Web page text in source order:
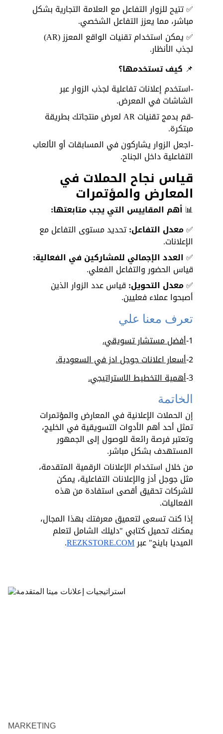
✅ تتيح للزوار التفاعل مع العلامة التجارية بشكل
مباشر، مما يعزز التفاعل الشخصي.
✅ يمكن استخدام تقنيات الواقع المعزز (AR)
لجذب الأنظار.
📌 كيف تستخدمها؟
-استخدم إعلانات تفاعلية لجذب الزوار عبر
الشاشات في المعرض.
-قم بدمج تقنيات AR لعرض منتجاتك بطريقة
مبتكرة.
-اجعل الزوار يشاركون في المسابقات أو الألعاب
التفاعلية داخل الجناح.
قياس نجاح الحملات في
المعارض والمؤتمرات
📊 أهم المقاييس التي يجب متابعتها:
✅ معدل التفاعل: تحديد مستوى التفاعل مع
الإعلانات.
✅ العدد الإجمالي للمشاركين في الفعالية:
قياس الحضور والتفاعل الفعلي.
✅ معدل التحويل: قياس عدد الزوار الذين
أصبحوا عملاء فعليين.
تعرف معنا علي
1-أفضل مستشار تسويقي.
2-أسعار اعلانات جوجل ادز في السعودية.
3-أهمية التخطيط الاستراتيجي.
الخاتمة
إن الحملات الإعلانية في المعارض والمؤتمرات
تمثل أحد أهم الأدوات التسويقية في الخليج،
وتعتبر فرصة رائعة للوصول إلى الجمهور
المستهدف بشكل مباشر.
من خلال استخدام الإعلانات الرقمية المتقدمة،
مثل جوجل أدز والإعلانات التفاعلية، يمكن
للشركات تحقيق أقصى استفادة من هذه
الفعاليات.
إذا كنت تسعى لتعميق معرفتك بهذا المجال،
يمكنك تحميل كتابي "دليلك الشامل لتعلم
الميديا باينج" عبرREZKSTORE.COM
.
MARKETING